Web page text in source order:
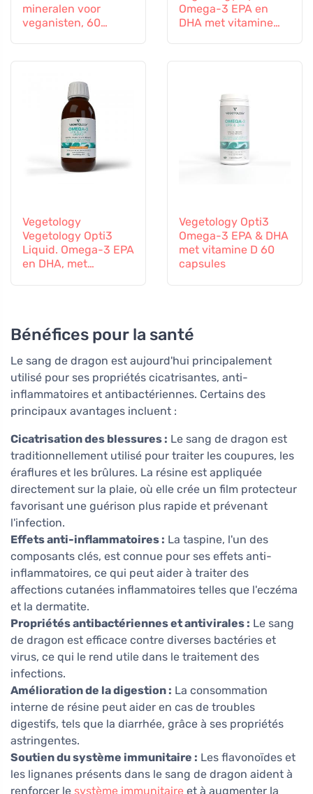
mineralen voor
veganisten, 60
Omega-3 EPA en
DHA met vitamine
Vegetology
Vegetology Opti3
Liquid. Omega-3 EPA
en DHA, met
Vegetology Opti3
Omega-3 EPA & DHA
met vitamine D 60
capsules
Bénéfices pour la santé
Le sang de dragon est aujourd'hui principalement
utilisé pour ses propriétés cicatrisantes, anti-
inflammatoires et antibactériennes. Certains des
principaux avantages incluent :
Cicatrisation des blessures : Le sang de dragon est
traditionnellement utilisé pour traiter les coupures, les
éraflures et les brûlures. La résine est appliquée
directement sur la plaie, où elle crée un film protecteur
favorisant une guérison plus rapide et prévenant
l'infection.
Effets anti-inflammatoires : La taspine, l'un des
composants clés, est connue pour ses effets anti-
inflammatoires, ce qui peut aider à traiter des
affections cutanées inflammatoires telles que l'eczéma
et la dermatite.
Propriétés antibactériennes et antivirales : Le sang
de dragon est efficace contre diverses bactéries et
virus, ce qui le rend utile dans le traitement des
infections.
Amélioration de la digestion : La consommation
interne de résine peut aider en cas de troubles
digestifs, tels que la diarrhée, grâce à ses propriétés
astringentes.
Soutien du système immunitaire : Les flavonoïdes et
les lignanes présents dans le sang de dragon aident à
renforcer le système immunitaire et à augmenter la